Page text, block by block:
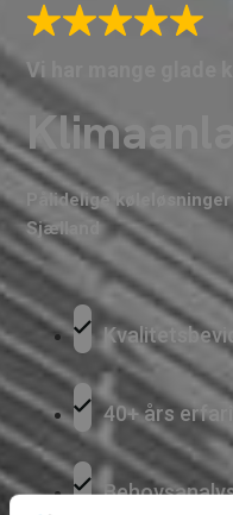
Vi har mange glade
Pålidelige
Sjælland
40+ års